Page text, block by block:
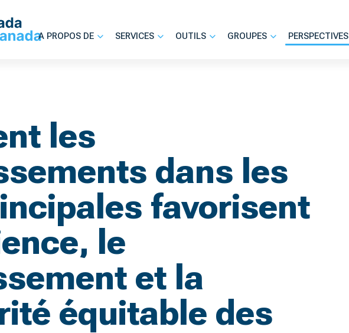
A PROPOS DE SERVICES OUTILS GROUPES PERSPECTIVES
les
dans les
favorisent
le
et la
équitable des